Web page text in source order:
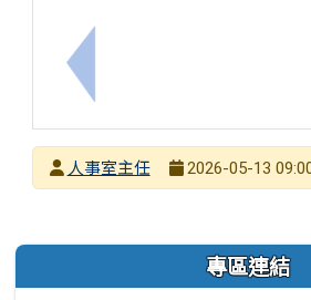
上一筆：【轉知】內政部
發布者人事室主任
2026-05-13
左邊區域內容 專區連結